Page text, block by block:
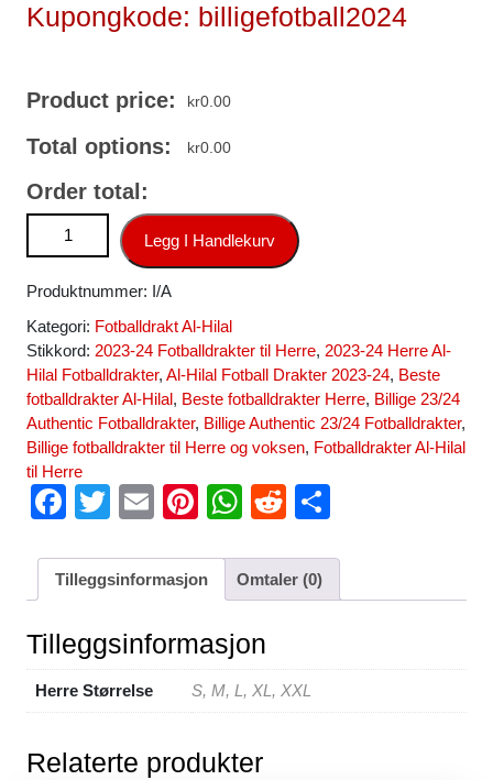
Kupongkode: billigefotball2024
Product price: kr0.00
Total options: kr0.00
Order total:
Al-Hilal Fotballdrakt Herre Hjemmedrakt 2023-24 Kortermet
Legg I Handlekurv
Produktnummer: I/A
Kategori: Fotballdrakt Al-Hilal
Stikkord: 2023-24 Fotballdrakter til Herre, 2023-24 Herre Al-
Hilal Fotballdrakter, Al-Hilal Fotball Drakter 2023-24, Beste
fotballdrakter Al-Hilal, Beste fotballdrakter Herre, Billige 23/24
Authentic Fotballdrakter, Billige Authentic 23/24 Fotballdrakter,
Billige fotballdrakter til Herre og voksen, Fotballdrakter Al-Hilal
til Herre
F
c
b
o
o
k
T
tt
E
ail
Pi
er
st
W
at
s
A
p
p
R
d
di
ar
e
Tilleggsinformasjon Omtaler (0)
Tilleggsinformasjon
Herre Størrelse S, M, L, XL, XXL
Relaterte produkter